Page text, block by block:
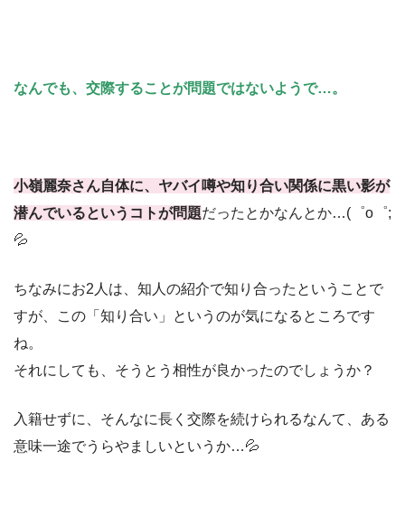
なんでも、交際することが問題ではないようで…。
小嶺麗奈さん自体に、ヤバイ噂や知り合い関係に黒い影が
潜んでいるというコトが問題だったとかなんとか…(゜o゜;
💦
ちなみにお2人は、知人の紹介で知り合ったということで
すが、この「知り合い」というのが気になるところです
ね。
それにしても、そうとう相性が良かったのでしょうか？
入籍せずに、そんなに長く交際を続けられるなんて、ある
意味一途でうらやましいというか…💦